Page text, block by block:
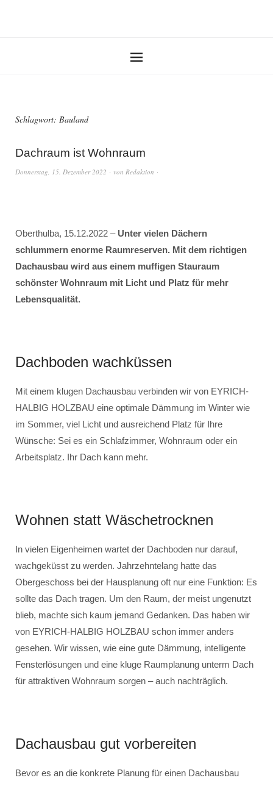
Schlagwort: Bauland
Dachraum ist Wohnraum
Donnerstag, 15. Dezember 2022 von Redaktion
Oberthulba, 15.12.2022 – Unter vielen Dächern
schlummern enorme Raumreserven. Mit dem richtigen
Dachausbau wird aus einem muffigen Stauraum
schönster Wohnraum mit Licht und Platz für mehr
Lebensqualität.
Dachboden wachküssen
Mit einem klugen Dachausbau verbinden wir von EYRICH-
HALBIG HOLZBAU eine optimale Dämmung im Winter wie
im Sommer, viel Licht und ausreichend Platz für Ihre
Wünsche: Sei es ein Schlafzimmer, Wohnraum oder ein
Arbeitsplatz. Ihr Dach kann mehr.
Wohnen statt Wäschetrocknen
In vielen Eigenheimen wartet der Dachboden nur darauf,
wachgeküsst zu werden. Jahrzehntelang hatte das
Obergeschoss bei der Hausplanung oft nur eine Funktion: Es
sollte das Dach tragen. Um den Raum, der meist ungenutzt
blieb, machte sich kaum jemand Gedanken. Das haben wir
von EYRICH-HALBIG HOLZBAU schon immer anders
gesehen. Wir wissen, wie eine gute Dämmung, intelligente
Fensterlösungen und eine kluge Raumplanung unterm Dach
für attraktiven Wohnraum sorgen – auch nachträglich.
Dachausbau gut vorbereiten
Bevor es an die konkrete Planung für einen Dachausbau